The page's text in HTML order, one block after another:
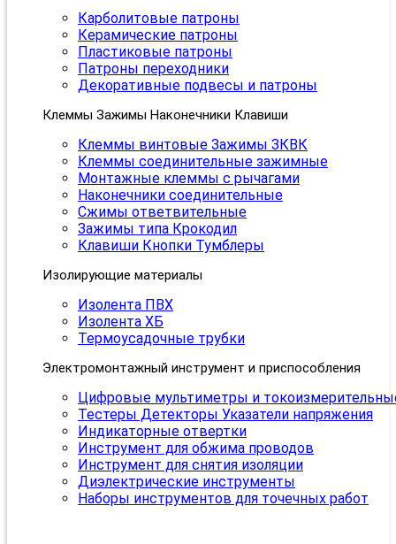
Карболитовые патроны
Керамические патроны
Пластиковые патроны
Патроны переходники
Декоративные подвесы и патроны
Клеммы Зажимы Наконечники Клавиши
Клеммы винтовые Зажимы ЗКВК
Клеммы соединительные зажимные
Монтажные клеммы с рычагами
Наконечники соединительные
Сжимы ответвительные
Зажимы типа Крокодил
Клавиши Кнопки Тумблеры
Изолирующие материалы
Изолента ПВХ
Изолента ХБ
Термоусадочные трубки
Электромонтажный инструмент и приспособления
Цифровые мультиметры и
Тестеры Детекторы Указатели напряжения
Индикаторные отвертки
Инструмент для обжима проводов
Инструмент для снятия изоляции
Диэлектрические инструменты
Наборы инструментов для точечных работ